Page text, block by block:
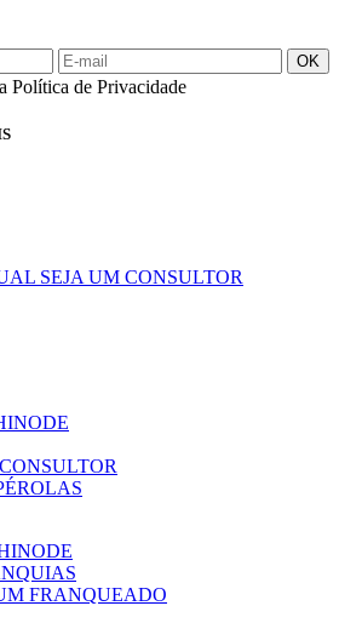
OK
Política de Privacidade
SEJA UM CONSULTOR
FRANQUEADO